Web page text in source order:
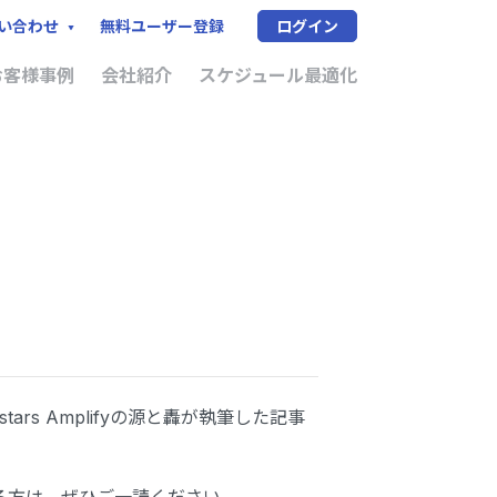
合わせ 無料ユーザー登録 ログイン
様事例 会社紹介 スケジュール最適化
Amplifyの源と轟が執筆した記事